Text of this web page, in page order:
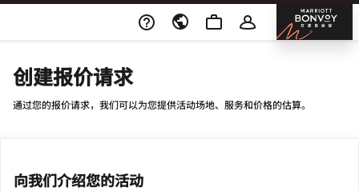
Skip To Content 邦
创建报价请求
通过您的报价请求，我们可以为您提供活动场地、服务和价格的估算。
向我们介绍您的活动